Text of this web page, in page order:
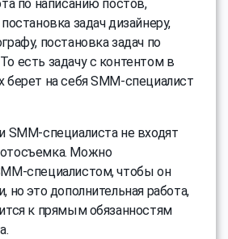
по написанию постов,
задач дизайнеру,
постановка задач по
есть задачу с контентом в
берет на себя SMM-специалист
SMM-специалиста не входят
Можно
специалистом, чтобы он
но это дополнительная работа,
к прямым обязанностям